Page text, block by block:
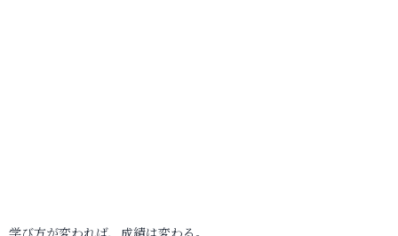
学び方が変われば、成績は変わる。